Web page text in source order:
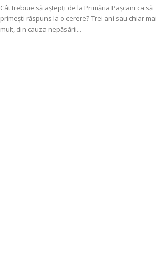
Cât trebuie să aştepţi de la Primăria Paşcani ca să
primeşti răspuns la o cerere? Trei ani sau chiar mai
mult, din cauza nepăsării...